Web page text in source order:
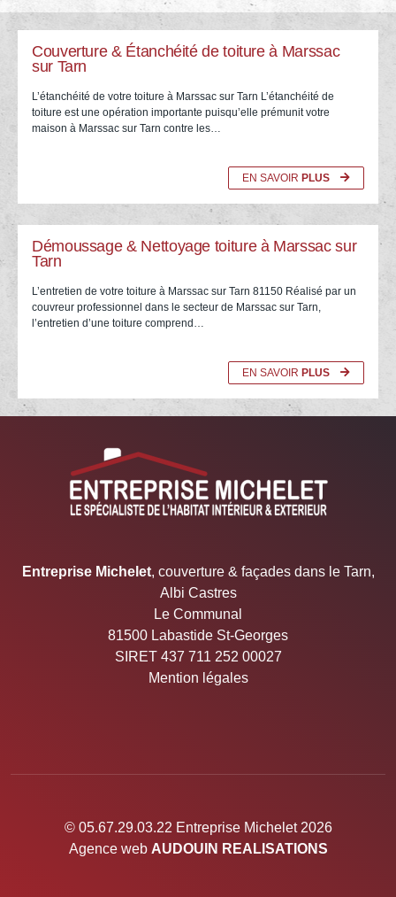
Couverture & Étanchéité de toiture à Marssac
sur Tarn
L’étanchéité de votre toiture à Marssac sur Tarn L’étanchéité de
toiture est une opération importante puisqu’elle prémunit votre
maison à Marssac sur Tarn contre les…
EN SAVOIR PLUS
Démoussage & Nettoyage toiture à Marssac sur
Tarn
L’entretien de votre toiture à Marssac sur Tarn 81150 Réalisé par un
couvreur professionnel dans le secteur de Marssac sur Tarn,
l’entretien d’une toiture comprend…
EN SAVOIR PLUS
05.67.29.03.22 Entreprise Michelet
Entreprise Michelet, couverture & façades dans le Tarn,
Albi Castres
Le Communal
81500 Labastide St-Georges
SIRET 437 711 252 00027
Mention légales
© 05.67.29.03.22 Entreprise Michelet 2026
Agence web AUDOUIN REALISATIONS